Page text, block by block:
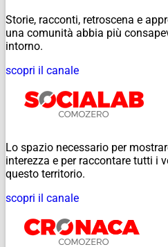
Storie, racconti, retroscena e
una comunità abbia più
intorno.
scopri il canale
Lo spazio necessario per
interezza e per raccontare tutti i
questo territorio.
scopri il canale